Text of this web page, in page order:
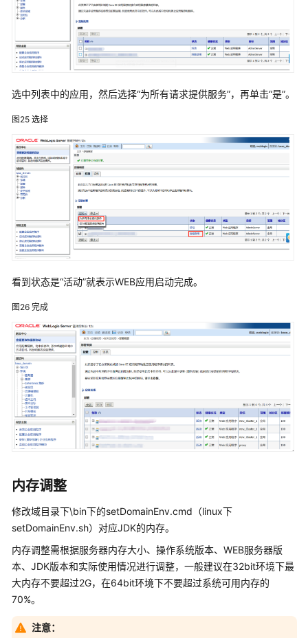
署）
品
群
（redis
哨
兵
署）
统
断
难
问
题
案
录
修
订
录
万
选中列表中的应用，然后选择“为所有请求提供服务”，再单击“是”。
图25 选择
看到状态是“活动”就表示WEB应用启动完成。
图26 完成
内存调整
修改域目录下\bin下的setDomainEnv.cmd（linux下
setDomainEnv.sh）对应JDK的内存。
内存调整需根据服务器内存大小、操作系统版本、WEB服务器版
本、JDK版本和实际使用情况进行调整，一般建议在32bit环境下最
大内存不要超过2G，在64bit环境下不要超过系统可用内存的
70%。
注意：